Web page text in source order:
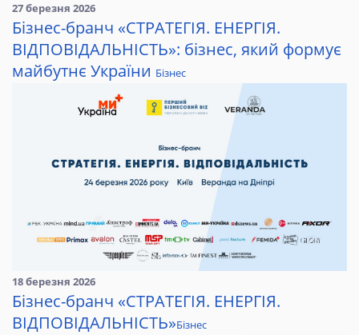
27 березня 2026
Бізнес-бранч «СТРАТЕГІЯ. ЕНЕРГІЯ.
ВІДПОВІДАЛЬНІСТЬ»: бізнес, який формує
майбутнє України Бізнес
18 березня 2026
Бізнес-бранч «СТРАТЕГІЯ. ЕНЕРГІЯ.
ВІДПОВІДАЛЬНІСТЬ»Бізнес